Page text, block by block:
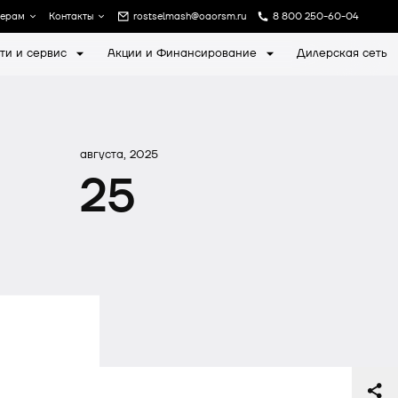
Контакты rostselmash@oaorsm.ru 8 800 250-60-04
и сервис Акции и Финансирование Дилерская сеть
августа, 2025
25